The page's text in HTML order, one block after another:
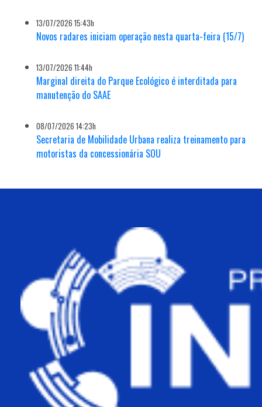
13/07/2026 15:43h
Novos radares iniciam operação nesta quarta-feira (15/7)
13/07/2026 11:44h
Marginal direita do Parque Ecológico é interditada para
manutenção do SAAE
08/07/2026 14:23h
Secretaria de Mobilidade Urbana realiza treinamento para
motoristas da concessionária SOU